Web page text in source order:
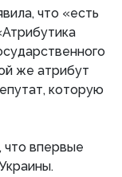
что «есть
же атрибут
которую
что впервые